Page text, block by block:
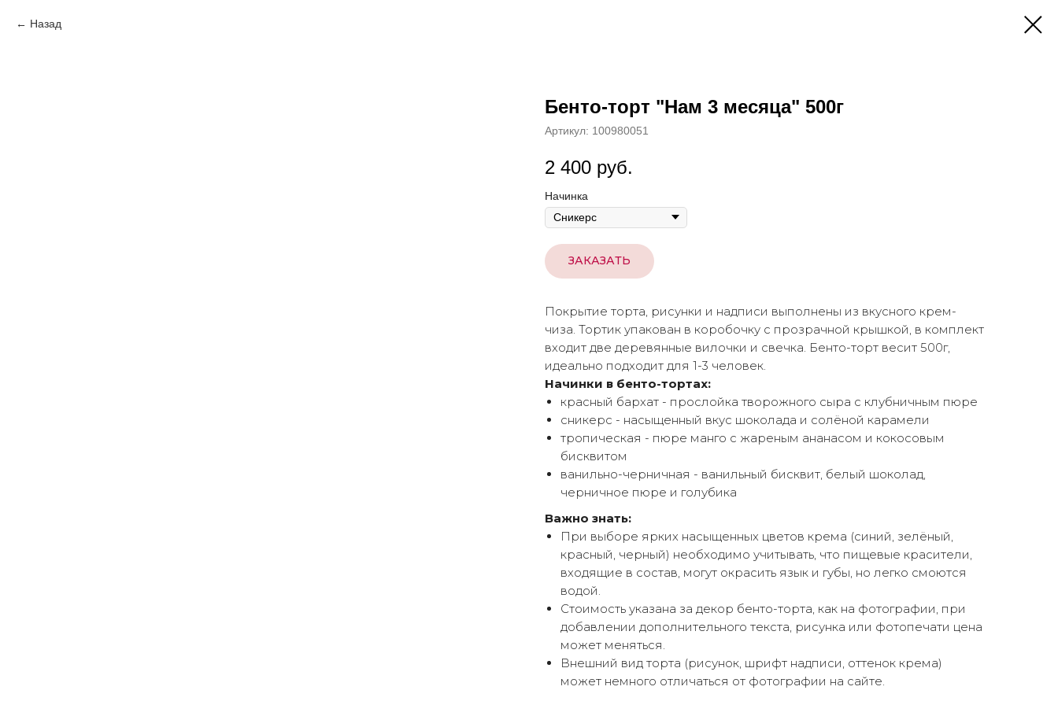
Назад
Бенто-торт "Нам 3 месяца" 500г
Артикул: 100980051
2 400 руб.
Начинка
ЗАКАЗАТЬ
Покрытие торта, рисунки и надписи выполнены из вкусного крем-
чиза. Тортик упакован в коробочку с прозрачной крышкой, в комплект
входит две деревянные вилочки и свечка. Бенто-торт весит 500г,
идеально подходит для 1-3 человек.
Начинки в бенто-тортах:
красный бархат - прослойка творожного сыра с клубничным пюре
сникерс - насыщенный вкус шоколада и солёной карамели
тропическая - пюре манго с жареным ананасом и кокосовым
бисквитом
ванильно-черничная - ванильный бисквит, белый шоколад,
черничное пюре и голубика
Важно знать:
При выборе ярких насыщенных цветов крема (синий, зелёный,
красный, черный) необходимо учитывать, что пищевые красители,
входящие в состав, могут окрасить язык и губы, но легко смоются
водой.
Стоимость указана за декор бенто-торта, как на фотографии, при
добавлении дополнительного текста, рисунка или фотопечати цена
может меняться.
Внешний вид торта (рисунок, шрифт надписи, оттенок крема)
может немного отличаться от фотографии на сайте.